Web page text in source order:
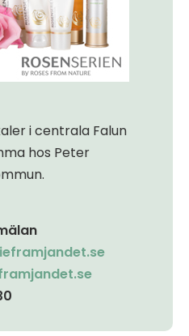
i centrala Falun
hos Peter